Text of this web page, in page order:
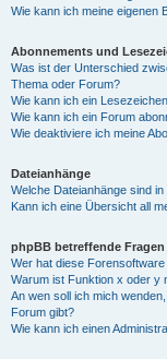
Wie kann ich meine eigenen
Abonnements und
Was ist der Unterschied
Thema oder Forum?
Wie kann ich ein
Wie kann ich ein Forum
Wie deaktiviere ich meine
Dateianhänge
Welche Dateianhänge sind
Kann ich eine Übersicht all
phpBB betreffende Fragen
Wer hat diese
Warum ist Funktion x oder y
An wen soll ich mich
Forum gibt?
Wie kann ich einen